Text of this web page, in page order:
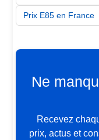
Prix E85 en France
Ne
Recevez
prix, actus et